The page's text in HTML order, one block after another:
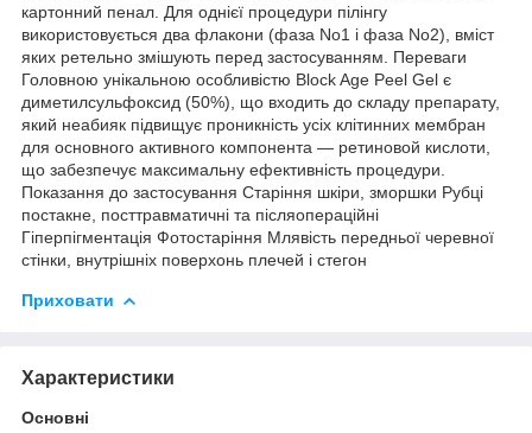
картонний пенал. Для однієї процедури пілінгу
використовується два флакони (фаза No1 і фаза No2), вміст
яких ретельно змішують перед застосуванням. Переваги
Головною унікальною особливістю Block Age Peel Gel є
диметилсульфоксид (50%), що входить до складу препарату,
який неабияк підвищує проникність усіх клітинних мембран
для основного активного компонента — ретиновой кислоти,
що забезпечує максимальну ефективність процедури.
Показання до застосування Старіння шкіри, зморшки Рубці
постакне, посттравматичні та післяопераційні
Гіперпігментація Фотостаріння Млявість передньої черевної
стінки, внутрішніх поверхонь плечей і стегон
Приховати
Характеристики
Основні